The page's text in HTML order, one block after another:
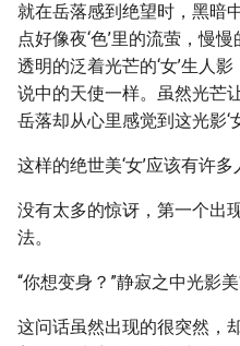
就在岳落感到绝望时，黑暗
点好像夜‘色’里的流萤，慢
透明的泛着光芒的‘女’生人
说中的天使一样。虽然光芒
岳落却从心里感觉到这光影‘女
这样的绝世美‘女’应该有许多
没有太多的惊讶，第一个出
法。
“你想变身？”静寂之中光影美
这问话虽然出现的很突然，